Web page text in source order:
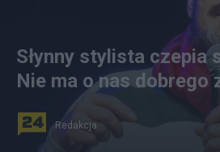
Słynny stylista czepia
Nie ma o nas dobrego
Redakcja